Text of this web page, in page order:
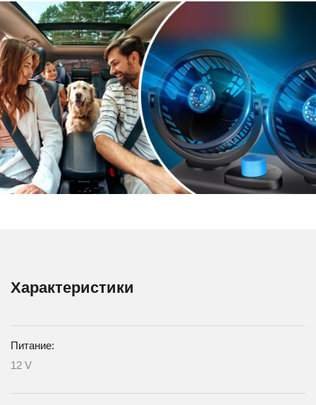
Характеристики
Питание:
12 V